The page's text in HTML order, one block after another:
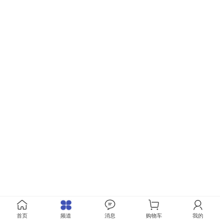
首页 频道 消息 购物车 我的